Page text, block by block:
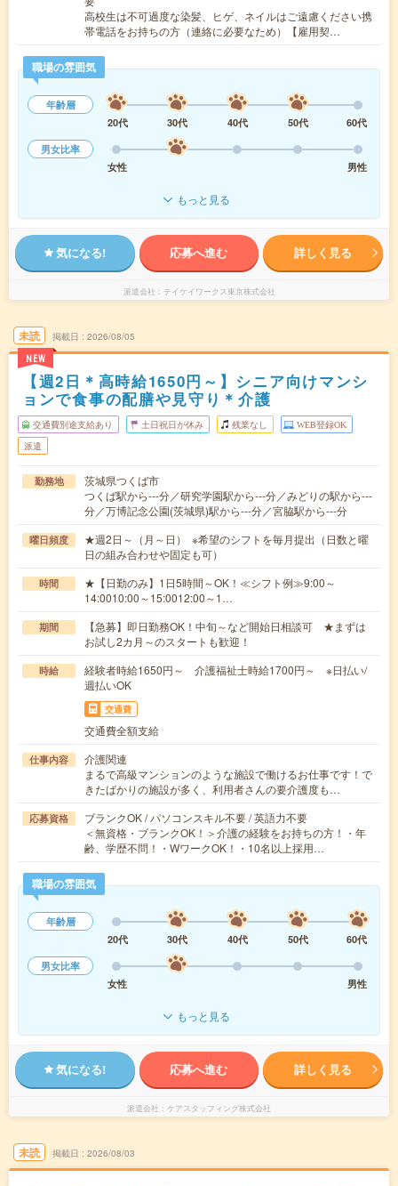
高校生は不可過度な染髪、ヒゲ、ネイルはご遠慮ください携
帯電話をお持ちの方（連絡に必要なため）【雇用契…
職場の雰囲気
年齢層
20代
30代 40代 50代
60代
男女比率
女性
男性
もっと見る
気になる! 応募へ進む 詳しく見る
派遣会社 テイケイワークス東京株式会社
未読
NEW
掲載日 2026/08/05
【週2日＊高時給1650円～】シニア向けマンシ
ョンで食事の配膳や見守り＊介護
交通費別途支給あり 土日祝日が休み 残業なし WEB登録OK
派遣
勤務地
茨城県つくば市
つくば駅から---分／研究学園駅から---分／みどりの駅から---
分／万博記念公園(茨城県)駅から---分／宮脇駅から---分
曜日頻度
★週2日～（月～日） ※希望のシフトを毎月提出（日数と曜
日の組み合わせや固定も可）
時間
★【日勤のみ】1日5時間～OK！≪シフト例≫9:00～
14:0010:00～15:0012:00～1…
期間
【急募】即日勤務OK！中旬～など開始日相談可 ★まずは
お試し2カ月～のスタートも歓迎！
時給
経験者時給1650円～ 介護福祉士時給1700円～ ※日払い/
週払いOK
交通費
交通費全額支給
仕事内容
介護関連
まるで高級マンションのような施設で働けるお仕事です！で
きたばかりの施設が多く、利用者さんの要介護度も…
応募資格
ブランクOK / パソコンスキル不要 / 英語力不要
＜無資格・ブランクOK！＞介護の経験をお持ちの方！・年
齢、学歴不問！・WワークOK！・10名以上採用…
職場の雰囲気
年齢層
20代
30代 40代 50代
60代
男女比率
女性
男性
もっと見る
気になる! 応募へ進む 詳しく見る
派遣会社 ケアスタッフィング株式会社
未読 掲載日 2026/08/03